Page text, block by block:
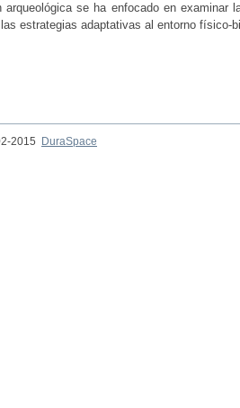
arqueológica se ha enfocado en examinar
estrategias adaptativas al entorno físico-
2015
DuraSpace